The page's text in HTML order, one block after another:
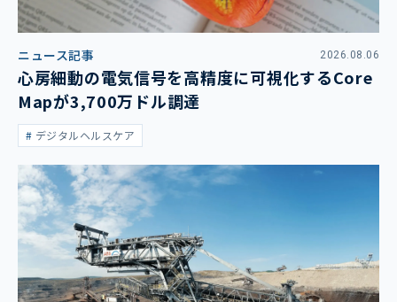
ニュース記事 2026.08.06
心房細動の電気信号を高精度に可視化するCore
Mapが3,700万ドル調達
デジタルヘルスケア